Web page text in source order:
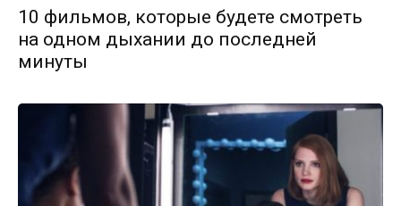
10 фильмов, которые будете смотреть
на одном дыхании до последней
минуты